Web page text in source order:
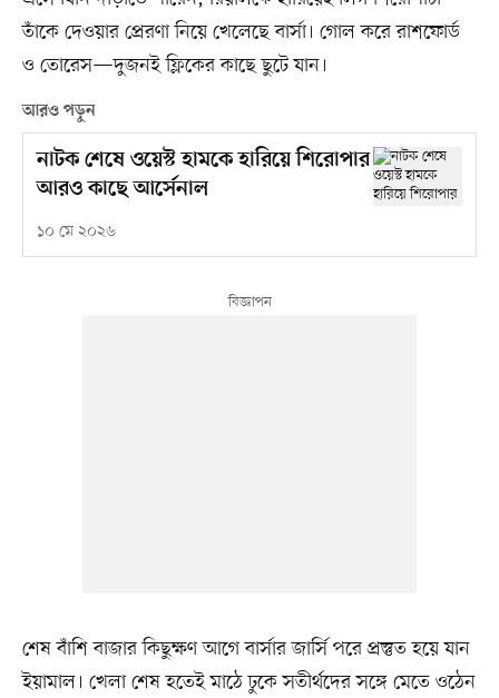
তাঁকে দেওয়ার প্রেরণা নিয়ে খেলেছে বার্সা। গোল করে রাশফোর্ড
ও তোরেস—দুজনই ফ্লিকের কাছে ছুটে যান।
আরও পড়ুন
নাটক শেষে ওয়েস্ট হামকে হারিয়ে শিরোপার
আরও কাছে আর্সেনাল
১০ মে ২০২৬
শেষ বাঁশি বাজার কিছুক্ষণ আগে বার্সার জার্সি পরে প্রস্তুত হয়ে যান
ইয়ামাল। খেলা শেষ হতেই মাঠে ঢুকে সতীর্থদের সঙ্গে মেতে ওঠেন